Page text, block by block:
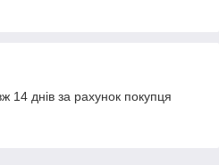
14 днів за рахунок покупця